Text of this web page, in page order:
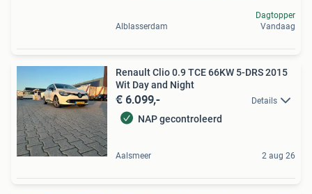
Alblasserdam
Dagtopper
Vandaag
Renault Clio 0.9 TCE 66KW 5-DRS 2015
Wit Day and Night
€ 6.099,- Details
NAP gecontroleerd
Aalsmeer 2 aug 26